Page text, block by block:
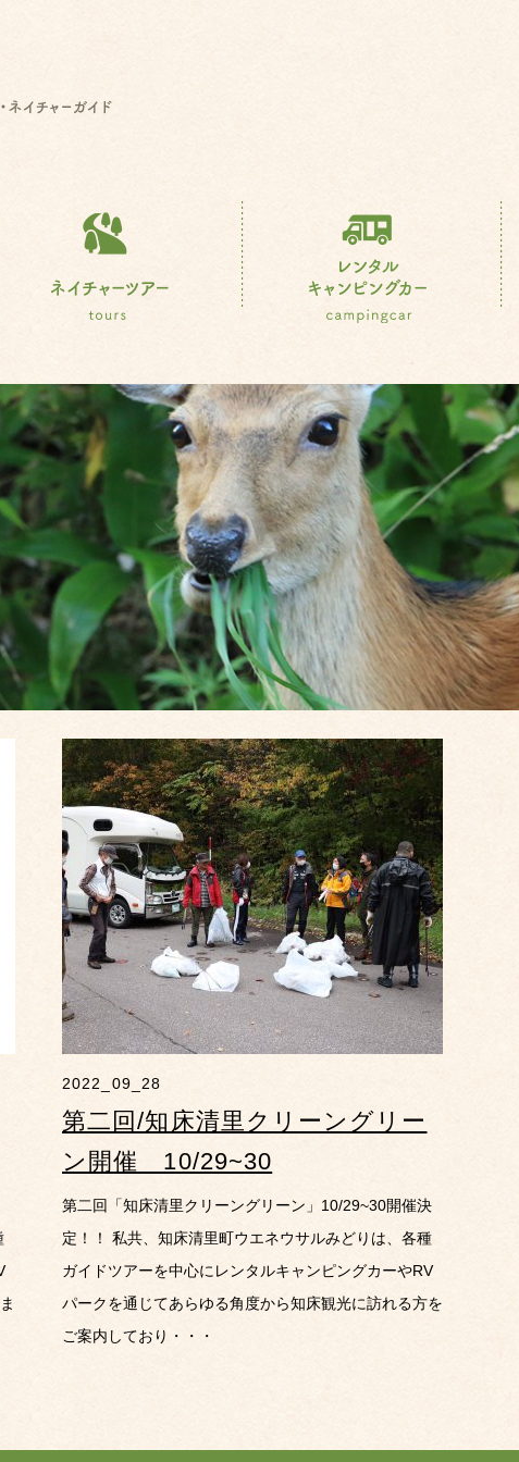
2022_09_28
第二回/知床清里クリーングリー
ン開催 10/29~30
第二回「知床清里クリーングリーン」10/29~30開催決
定！！ 私共、知床清里町ウエネウサルみどりは、各種
ガイドツアーを中心にレンタルキャンピングカーやRV
パークを通じてあらゆる角度から知床観光に訪れる方を
ご案内しており・・・